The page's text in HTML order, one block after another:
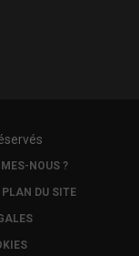
NOUS ?
PLAN DU SITE